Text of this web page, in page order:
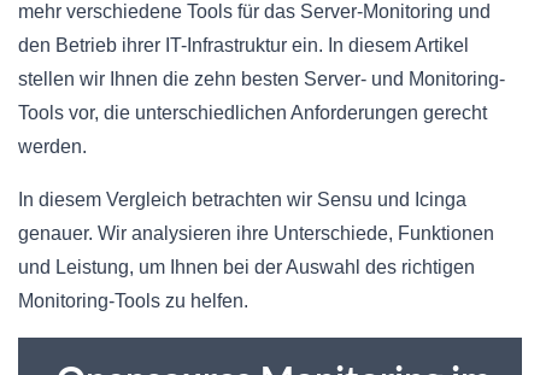
mehr verschiedene Tools für das Server-Monitoring und
den Betrieb ihrer IT-Infrastruktur ein. In diesem Artikel
stellen wir Ihnen die zehn besten Server- und Monitoring-
Tools vor, die unterschiedlichen Anforderungen gerecht
werden.
In diesem Vergleich betrachten wir Sensu und Icinga
genauer. Wir analysieren ihre Unterschiede, Funktionen
und Leistung, um Ihnen bei der Auswahl des richtigen
Monitoring-Tools zu helfen.